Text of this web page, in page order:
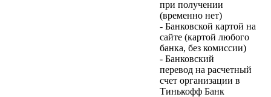
при получении
(временно нет)
- Банковской картой на
сайте (картой любого
банка, без комиссии)
- Банковский
перевод на расчетный
счет организации в
Тинькофф Банк